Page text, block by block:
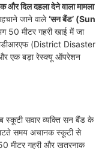
और दिल दहला देने वाला मामला
जाने वाले‘सन बैंड’ (Sun
50 मीटर गहरी खाई में जा
(District Disaster
एक बड़ा रेस्क्यू ऑपरेशन
स्कूटी सवार व्यक्ति सन बैंड के
समय अचानक स्कूटी से
मीटर गहरी और खतरनाक